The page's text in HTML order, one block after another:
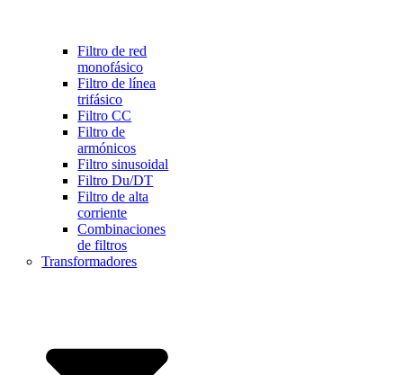
Filtro de red
monofásico
Filtro de línea
trifásico
Filtro CC
Filtro de
armónicos
Filtro sinusoidal
Filtro Du/DT
Filtro de alta
corriente
Combinaciones
de filtros
Transformadores